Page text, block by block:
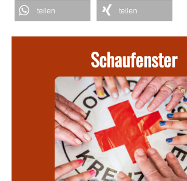
teilen teilen
Schaufenster